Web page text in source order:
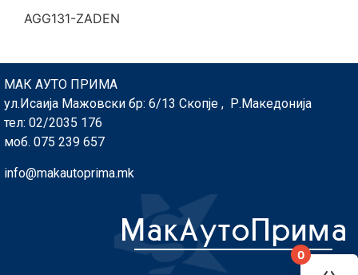
AGG131-ZADEN
МАК АУТО ПРИМА
ул.Исаија Мажовски бр: 6/13 Скопје , Р.Македонија
тел: 02/2035 176
моб. 075 239 657
info@makautoprima.mk
0